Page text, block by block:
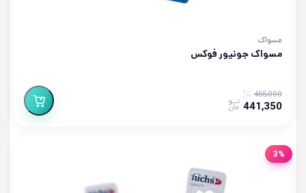
مسواک
مسواک جونیور فوکس
455,000
441,350
3%